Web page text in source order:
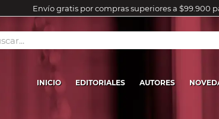
Envío gratis por compras superiores a $99.900
INICIO EDITORIALES AUTORES